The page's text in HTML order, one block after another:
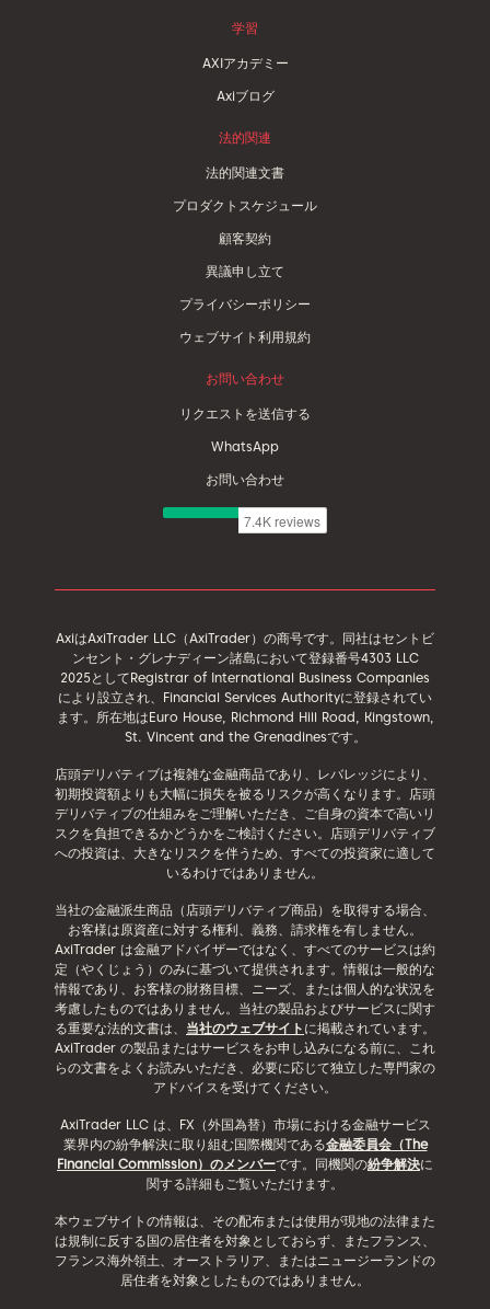
学習
AXIアカデミー
Axiブログ
法的関連
法的関連文書
プロダクトスケジュール
顧客契約
異議申し立て
プライバシーポリシー
ウェブサイト利用規約
お問い合わせ
リクエストを送信する
WhatsApp
お問い合わせ
AxiはAxiTrader LLC（AxiTrader）の商号です。同社はセントビ
ンセント・グレナディーン諸島において登録番号4303 LLC
2025としてRegistrar of International Business Companies
により設立され、Financial Services Authorityに登録されてい
ます。所在地はEuro House, Richmond Hill Road, Kingstown,
St. Vincent and the Grenadinesです。
店頭デリバティブは複雑な金融商品であり、レバレッジにより、
初期投資額よりも大幅に損失を被るリスクが高くなります。店頭
デリバティブの仕組みをご理解いただき、ご自身の資本で高いリ
スクを負担できるかどうかをご検討ください。店頭デリバティブ
への投資は、大きなリスクを伴うため、すべての投資家に適して
いるわけではありません。
当社の金融派生商品（店頭デリバティブ商品）を取得する場合、
お客様は原資産に対する権利、義務、請求権を有しません。
AxiTrader は金融アドバイザーではなく、すべてのサービスは約
定（やくじょう）のみに基づいて提供されます。情報は一般的な
情報であり、お客様の財務目標、ニーズ、または個人的な状況を
考慮したものではありません。当社の製品およびサービスに関す
る重要な法的文書は、 当社のウェブサイト に掲載されています。
AxiTrader の製品またはサービスをお申し込みになる前に、これ
らの文書をよくお読みいただき、必要に応じて独立した専門家の
アドバイスを受けてください。
AxiTrader LLC は、FX（外国為替）市場における金融サービス
業界内の紛争解決に取り組む国際機関である金融委員会（The
Financial Commission）のメンバーです。同機関の紛争解決に
関する詳細もご覧いただけます。
本ウェブサイトの情報は、その配布または使用が現地の法律また
は規制に反する国の居住者を対象としておらず、またフランス、
フランス海外領土、オーストラリア、またはニュージーランドの
居住者を対象としたものではありません。